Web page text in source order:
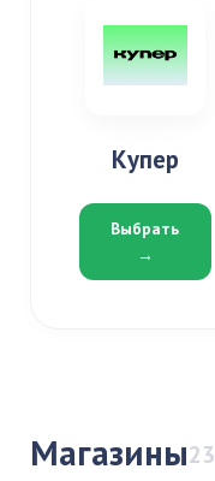
Купер
Выбрать
→
Магазины23